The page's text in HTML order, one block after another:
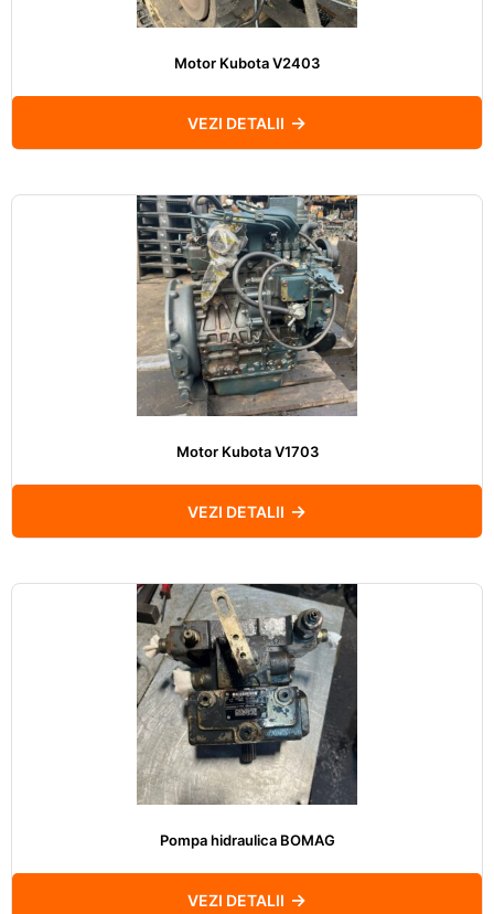
Motor Kubota V2403
VEZI DETALII
Motor Kubota V1703
VEZI DETALII
Pompa hidraulica BOMAG
VEZI DETALII